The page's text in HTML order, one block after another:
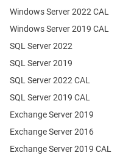
Exchange Server 2019
Exchange Server 2016
SQL Server 2022
SQL Server 2019
Windows Server 2022 CAL
Windows Server 2019 CAL
SQL Server 2022 CAL
SQL Server 2019 CAL
Exchange Server 2019 CAL